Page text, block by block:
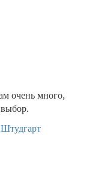
очень много,